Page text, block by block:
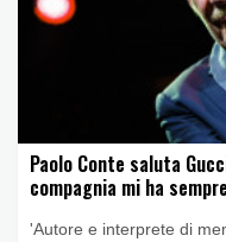
Paolo Conte saluta
compagnia mi ha
'Autore e interprete di